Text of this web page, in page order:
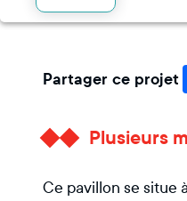
Partager ce projet
Plusieurs
Ce pavillon se situe